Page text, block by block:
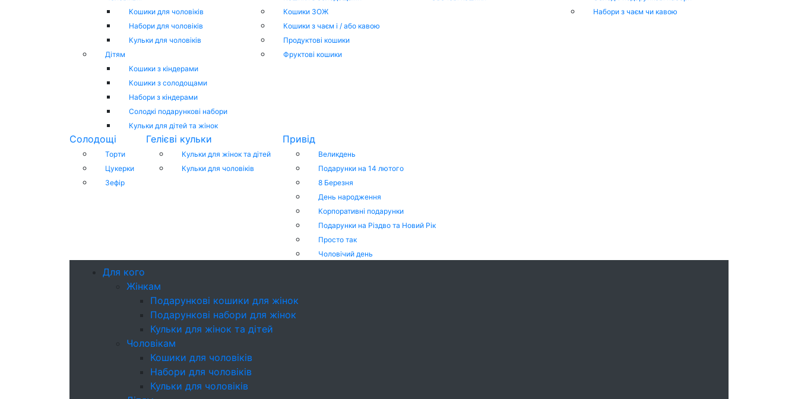
Кошики для чоловіків
Набори для чоловіків
Кульки для чоловіків
Дітям
Кошики з кіндерами
Кошики з солодощами
Набори з кіндерами
Cолодкі подарункові набори
Кульки для дітей та жінок
Кошики ЗОЖ
Кошики з чаєм і / або кавою
Продуктові кошики
Фруктові кошики
Набори з чаєм чи кавою
Солодощі
Торти
Цукерки
Зефір
Гелієві кульки
Кульки для жінок та дітей
Кульки для чоловіків
Привід
Великдень
Подарунки на 14 лютого
8 Березня
День народження
Корпоративні подарунки
Подарунки на Різдво та Новий Рік
Просто так
Чоловічий день
Для кого
Жінкам
Подарункові кошики для жінок
Подарункові набори для жінок
Кульки для жінок та дітей
Чоловікам
Кошики для чоловіків
Набори для чоловіків
Кульки для чоловіків